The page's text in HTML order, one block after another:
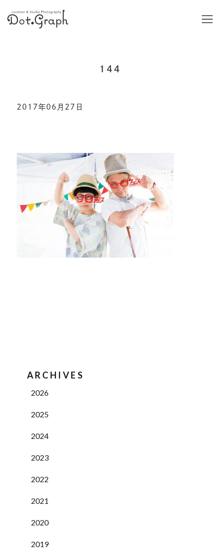
144
2017年06月27日
ARCHIVES
2026
2025
2024
2023
2022
2021
2020
2019